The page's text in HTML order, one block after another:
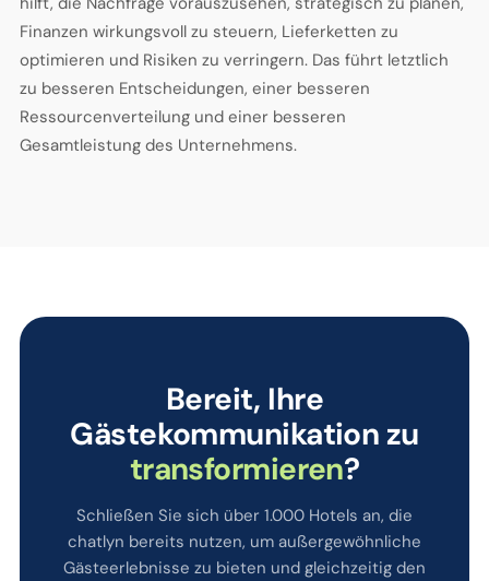
Finanzen wirkungsvoll zu steuern, Lieferketten zu
optimieren und Risiken zu verringern. Das führt letztlich
zu besseren Entscheidungen, einer besseren
Ressourcenverteilung und einer besseren
Gesamtleistung des Unternehmens.
Bereit, Ihre
Gästekommunikation zu
transformieren?
Schließen Sie sich über 1.000 Hotels an, die
chatlyn bereits nutzen, um außergewöhnliche
Gästeerlebnisse zu bieten und gleichzeitig den